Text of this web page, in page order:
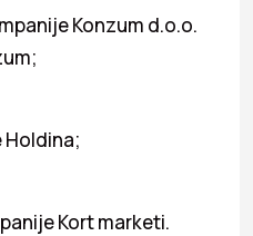
Konzum d.o.o.
Holdina;
Kort marketi.